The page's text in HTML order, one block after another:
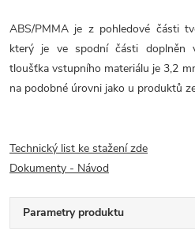
ABS/PMMA je z pohledové části
který je ve spodní části doplněn
tloušťka vstupního materiálu je 3,2
na podobné úrovni jako u produktů
Technický list ke stažení zde
Dokumenty - Návod
Parametry produktu